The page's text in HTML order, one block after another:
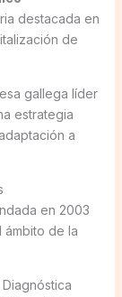
destacada en
de
gallega líder
estrategia
a
en 2003
de la